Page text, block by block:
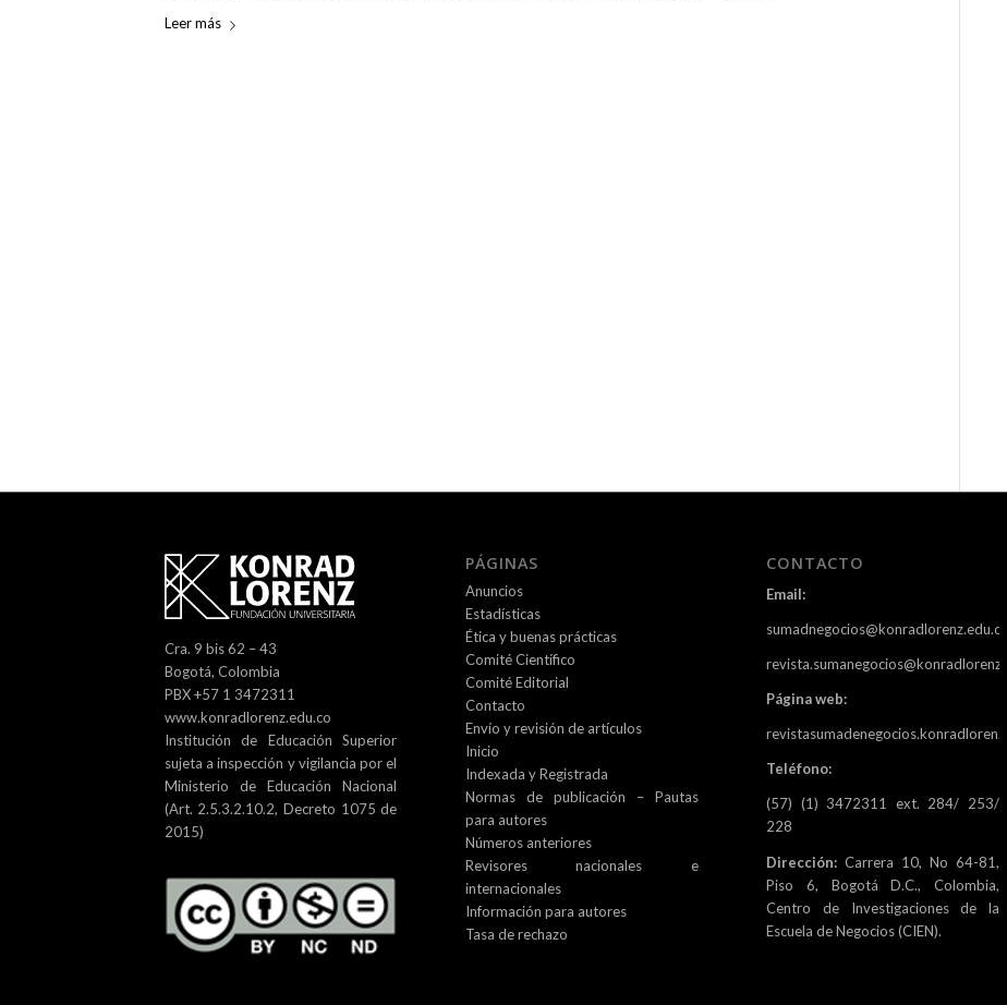
Leer más
Cra. 9 bis 62 – 43
Bogotá, Colombia
PBX +57 1 3472311
www.konradlorenz.edu.co
Institución de Educación Superior
sujeta a inspección y vigilancia por el
Ministerio de Educación Nacional
(Art. 2.5.3.2.10.2, Decreto 1075 de
2015)
PÁGINAS
Anuncios
Estadísticas
Ética y buenas prácticas
Comité Científico
Comité Editorial
Contacto
Envío y revisión de artículos
Inicio
Indexada y Registrada
Normas de publicación – Pautas
para autores
Números anteriores
Revisores nacionales e
internacionales
Información para autores
Tasa de rechazo
CONTACTO
Email:
sumadnegocios@konradlorenz.edu.co
Página web:
Teléfono:
(57) (1) 3472311 ext. 284/ 253/
228
Dirección: Carrera 10, No 64-81,
Piso 6, Bogotá D.C., Colombia,
Centro de Investigaciones de la
Escuela de Negocios (CIEN).